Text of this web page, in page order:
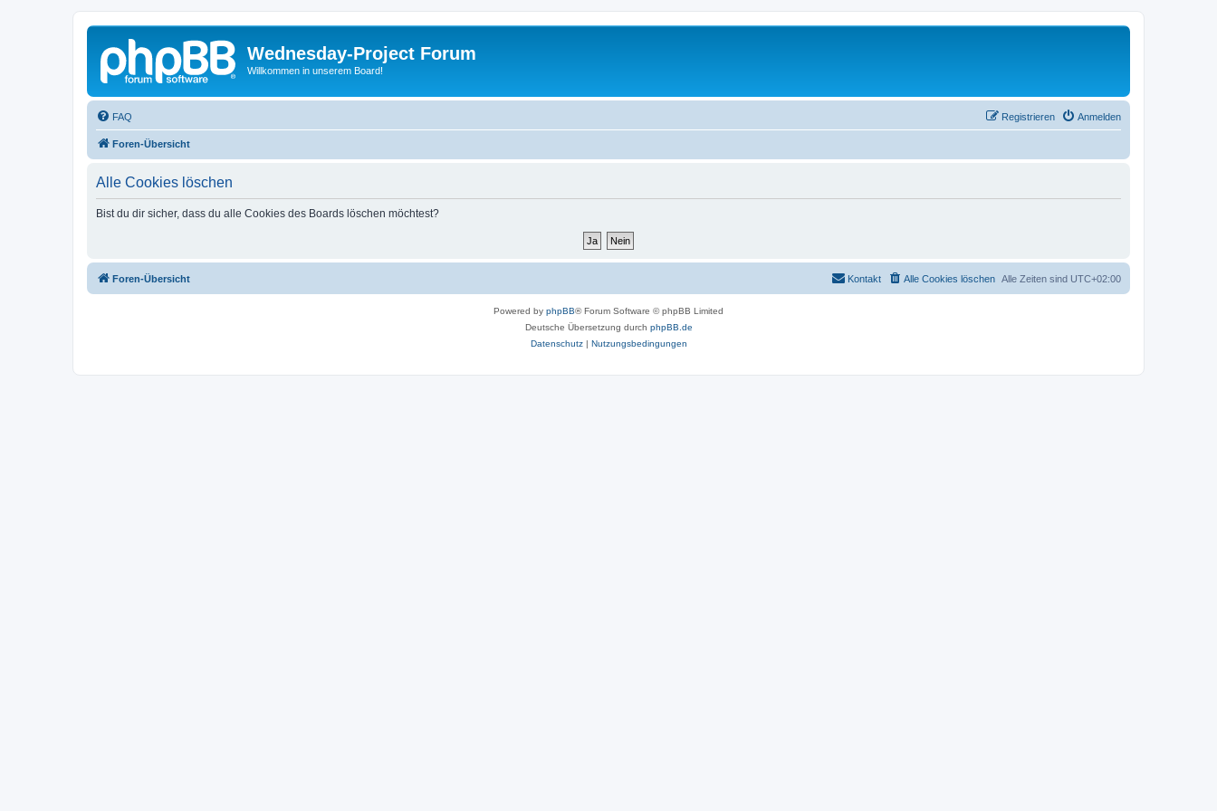
Wednesday-Project Forum
Willkommen in unserem Board!
FAQ Anmelden
Registrieren
Foren-Übersicht
Alle Cookies löschen
Bist du dir sicher, dass du alle Cookies des Boards löschen möchtest?
Foren-Übersicht Alle Zeiten sind UTC+02:00
Alle Cookies löschen
Kontakt
Powered by phpBB® Forum Software © phpBB Limited
Deutsche Übersetzung durch phpBB.de
Datenschutz| Nutzungsbedingungen